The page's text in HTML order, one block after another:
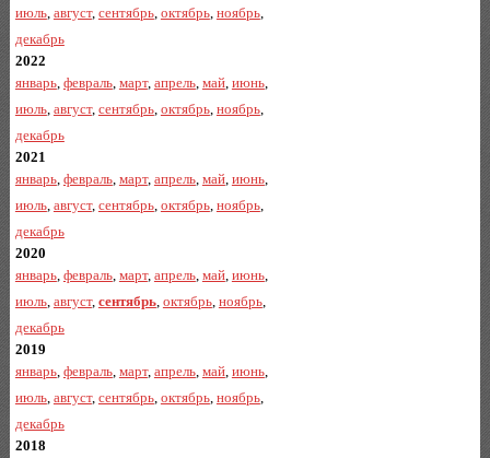
июль, август, сентябрь, октябрь, ноябрь,
декабрь
2022
январь, февраль, март, апрель, май, июнь,
июль, август, сентябрь, октябрь, ноябрь,
декабрь
2021
январь, февраль, март, апрель, май, июнь,
июль, август, сентябрь, октябрь, ноябрь,
декабрь
2020
январь, февраль, март, апрель, май, июнь,
июль, август, сентябрь, октябрь, ноябрь,
декабрь
2019
январь, февраль, март, апрель, май, июнь,
июль, август, сентябрь, октябрь, ноябрь,
декабрь
2018